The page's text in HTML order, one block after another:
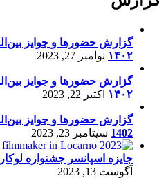
گزارش حضورها و جوایز
۱۴۰۲ نوامبر 27, 2023
گزارش حضورها و جوایز
۱۴۰۲ اکتبر 22, 2023
گزارش حضورها و جوایز
1402 سپتامبر 23, 2023
جایزه اسپانسر جشنواره
آگوست 13, 2023